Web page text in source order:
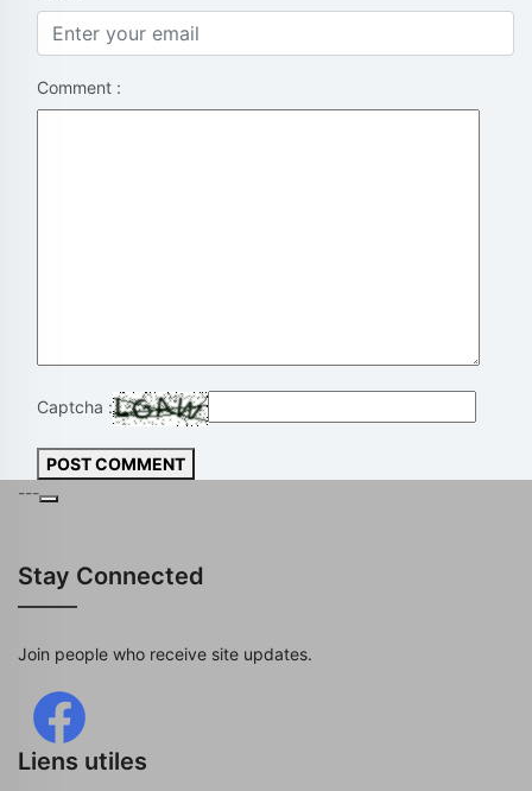
Comment :
Captcha :
POST COMMENT
---
Stay Connected
Join people who receive site updates.
Liens utiles